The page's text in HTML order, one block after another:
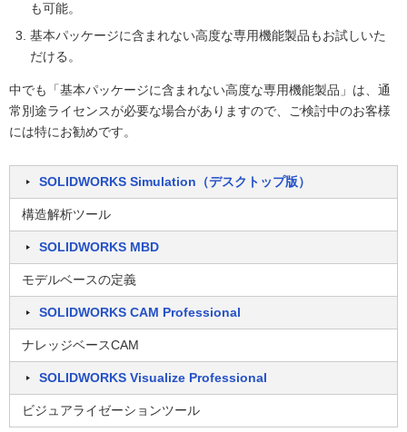
も可能。
基本パッケージに含まれない高度な専用機能製品もお試しいた
だける。
中でも「基本パッケージに含まれない高度な専用機能製品」は、通
常別途ライセンスが必要な場合がありますので、ご検討中のお客様
には特にお勧めです。
SOLIDWORKS Simulation（デスクトップ版）
構造解析ツール
SOLIDWORKS MBD
モデルベースの定義
SOLIDWORKS CAM Professional
ナレッジベースCAM
SOLIDWORKS Visualize Professional
ビジュアライゼーションツール